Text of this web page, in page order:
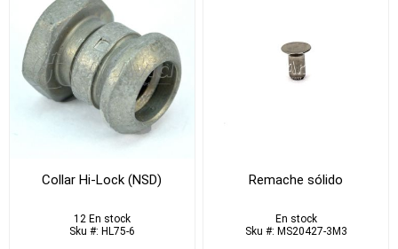
Collar Hi-Lock (NSD)
12 En stock
Sku #: HL75-6
Remache sólido
En stock
Sku #: MS20427-3M3